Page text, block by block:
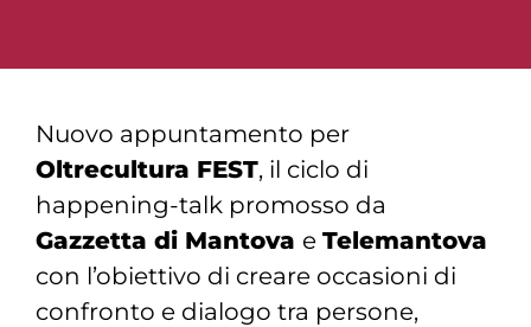
Nuovo appuntamento per
Oltrecultura FEST, il ciclo di
happening-talk promosso da
Gazzetta di Mantova e Telemantova
con l’obiettivo di creare occasioni di
confronto e dialogo tra persone,